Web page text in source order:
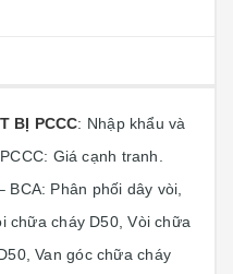
BỊ PCCC: Nhập khẩu và
Giá cạnh tranh.
BCA: Phân phối dây vòi,
chữa cháy D50, Vòi chữa
Van góc chữa cháy